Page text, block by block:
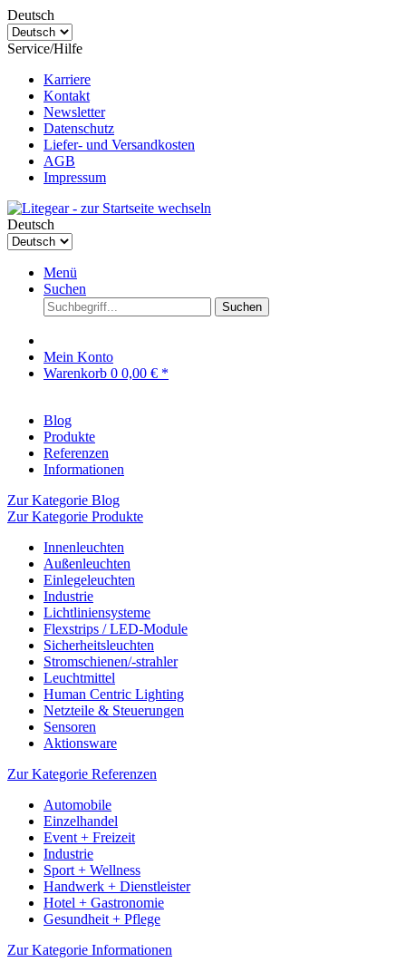
Deutsch
Service/Hilfe
Karriere
Kontakt
Newsletter
Datenschutz
Liefer- und Versandkosten
AGB
Impressum
Deutsch
Menü
Suchen
Suchen
Mein Konto
Warenkorb 0 0,00 € *
Blog
Produkte
Referenzen
Informationen
Zur Kategorie Blog
Zur Kategorie Produkte
Innenleuchten
Außenleuchten
Einlegeleuchten
Industrie
Lichtliniensysteme
Flexstrips / LED-Module
Sicherheitsleuchten
Stromschienen/-strahler
Leuchtmittel
Human Centric Lighting
Netzteile & Steuerungen
Sensoren
Aktionsware
Zur Kategorie Referenzen
Automobile
Einzelhandel
Event + Freizeit
Industrie
Sport + Wellness
Handwerk + Dienstleister
Hotel + Gastronomie
Gesundheit + Pflege
Zur Kategorie Informationen